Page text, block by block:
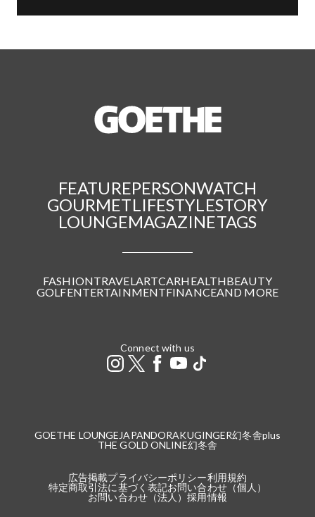
FEATUREPERSONWATCH
GOURMETLIFESTYLESTORY
LOUNGEMAGAZINETAGS
FASHIONTRAVELARTCARHEALTHBEAUTY
GOLFENTERTAINMENTFINANCEAND MORE
Connect with us
GOETHE LOUNGE JAPANDORAKUGINGER幻冬舎plus
THE GOLD ONLINE幻冬舎
広告掲載プライバシーポリシー利用規約
特定商取引法に基づく表記お問い合わせ（個人）
お問い合わせ（法人）採用情報